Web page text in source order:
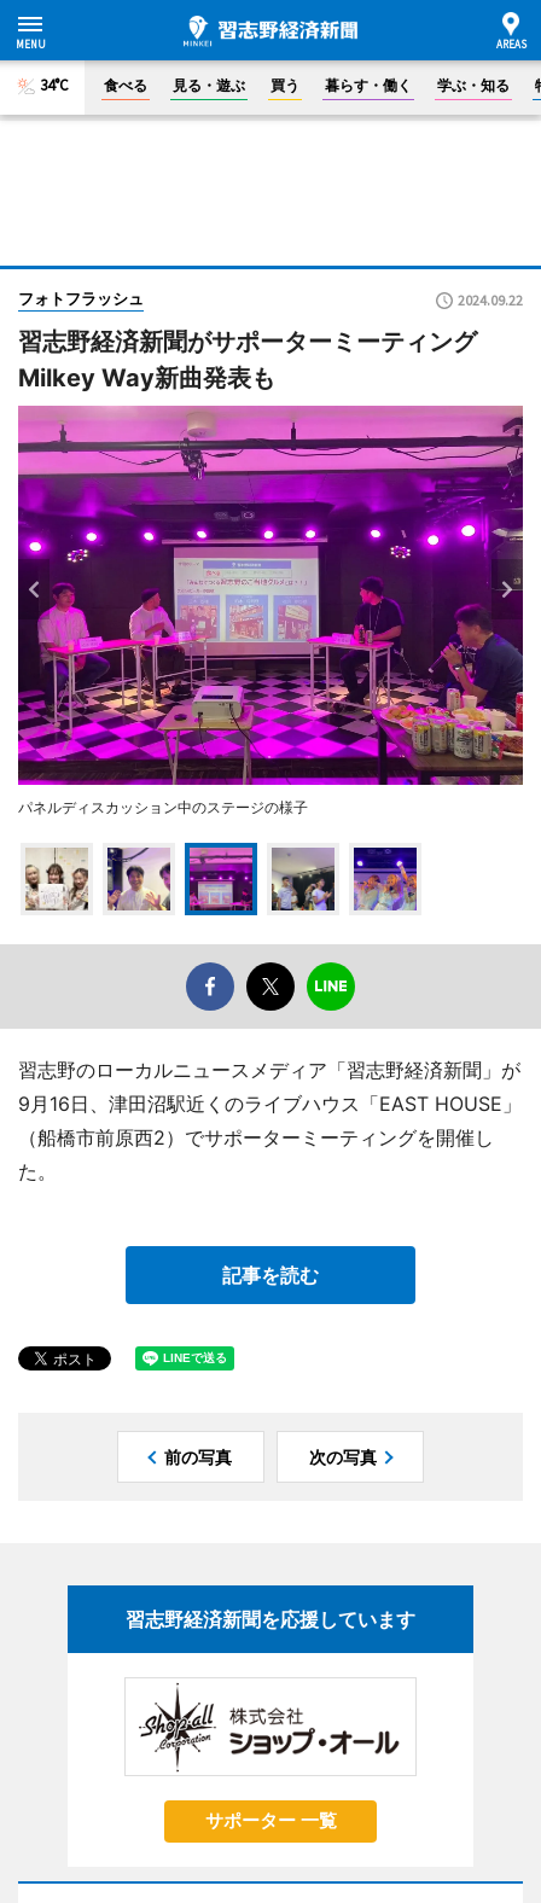
34°C 食べる 見る・遊ぶ 買う 暮らす・働く 学ぶ・知る
フォトフラッシュ 2024.09.22
習志野経済新聞がサポーターミーティング
Milkey Way新曲発表も
パネルディスカッション中のステージの様子
習志野のローカルニュースメディア「習志野経済新聞」が
9月16日、津田沼駅近くのライブハウス「EAST HOUSE」
（船橋市前原西2）でサポーターミーティングを開催し
た。
記事を読む
前の写真 次の写真
習志野経済新聞を応援しています
サポーター 一覧